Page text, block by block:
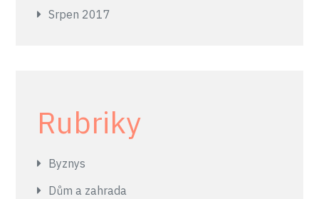
Srpen 2017
Rubriky
Byznys
Dům a zahrada